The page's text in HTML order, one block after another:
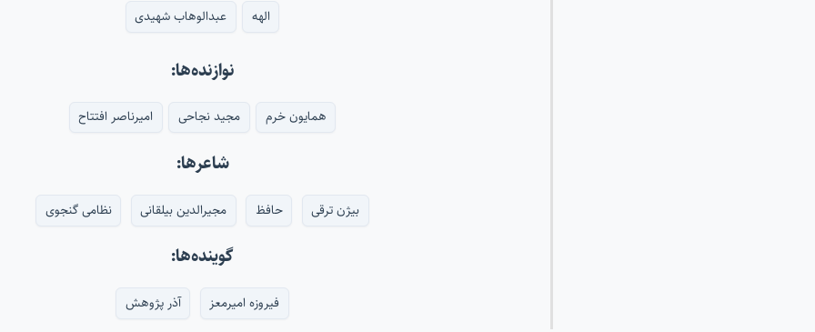
الهه عبدالوهاب شهیدی
نوازنده‌ها:
همایون خرم مجید نجاحی امیرناصر افتتاح
شاعرها:
بیژن ترقی حافظ مجیرالدین بیلقانی نظامی گنجوی
گوینده‌ها:
فیروزه امیرمعز آذر پژوهش